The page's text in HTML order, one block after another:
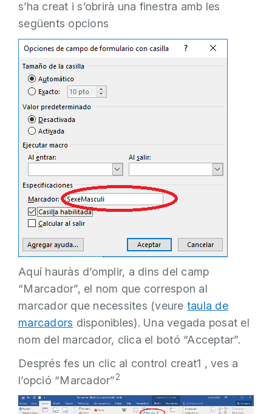
s’ha creat i s’obrirà una finestra amb les
següents opcions
Aquí hauràs d’omplir, a dins del camp
“Marcador”, el nom que correspon al
marcador que necessites (veure taula de
marcadors disponibles). Una vegada posat el
nom del marcador, clica el botó “Acceptar”.
Després fes un clic al control creat1 , ves a
l’opció “Marcador”2